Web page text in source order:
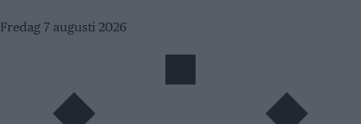
Fredag 7 augusti 2026